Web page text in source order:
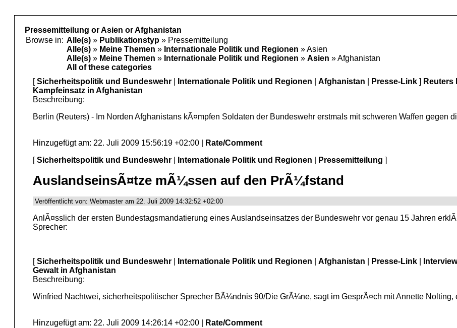
Pressemitteilung or Asien or Afghanistan
Browse in: Alle(s) » Publikationstyp » Pressemitteilung
Alle(s) » Meine Themen » Internationale Politik und Regionen » Asien
Alle(s) » Meine Themen » Internationale Politik und Regionen » Asien » Afghanistan
All of these categories
[Sicherheitspolitik und Bundeswehr Internationale Politik und Regionen Afghanistan Presse-Link ] Reuters
Kampfeinsatz in Afghanistan
Beschreibung:
Berlin (Reuters) - Im Norden Afghanistans kÃ¤mpfen Soldaten der Bundeswehr erstmals mit schweren Waffen gegen
Hinzugefügt am: 22. Juli 2009 15:56:19 +02:00 |
Rate/Comment
[Sicherheitspolitik und Bundeswehr Internationale Politik und Regionen Pressemitteilung ]
AuslandseinsÃ¤tze mÃ¼ssen auf den PrÃ¼fstand
Veröffentlicht von: Webmaster am 22. Juli 2009 14:32:52 +02:00
AnlÃ¤sslich der ersten Bundestagsmandatierung eines Auslandseinsatzes der Bundeswehr vor genau 15 Jahren
Sprecher:
[Sicherheitspolitik und Bundeswehr Internationale Politik und Regionen Afghanistan Presse-Link Interview
Gewalt in Afghanistan
Beschreibung:
Winfried Nachtwei, sicherheitspolitischer Sprecher BÃ¼ndnis 90/Die GrÃ¼ne, sagt im GesprÃ¤ch mit Annette Nolting,
Hinzugefügt am: 22. Juli 2009 14:26:14 +02:00 |
Rate/Comment